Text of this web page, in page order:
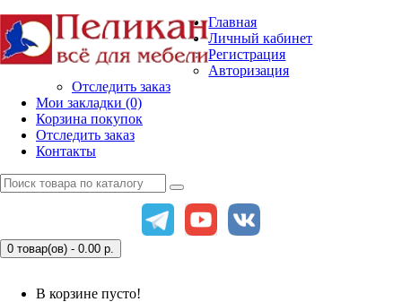
Главная
Личный кабинет
Регистрация
Авторизация
Отследить заказ
Мои закладки (0)
Корзина покупок
Отследить заказ
Контакты
0 товар(ов) - 0.00 р.
В корзине пусто!